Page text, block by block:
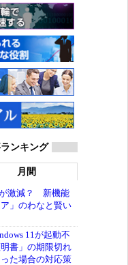
ンキング
月間
激減？ 新機能
」のわなと賢い
11が起動不
書」の期限切れ
た場合の対応策